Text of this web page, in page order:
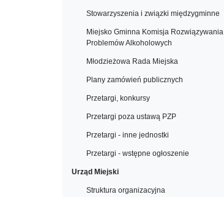
Stowarzyszenia i związki międzygminne
Miejsko Gminna Komisja Rozwiązywania
Problemów Alkoholowych
Młodzieżowa Rada Miejska
Plany zamówień publicznych
Przetargi, konkursy
Przetargi poza ustawą PZP
Przetargi - inne jednostki
Przetargi - wstępne ogłoszenie
Urząd Miejski
Struktura organizacyjna